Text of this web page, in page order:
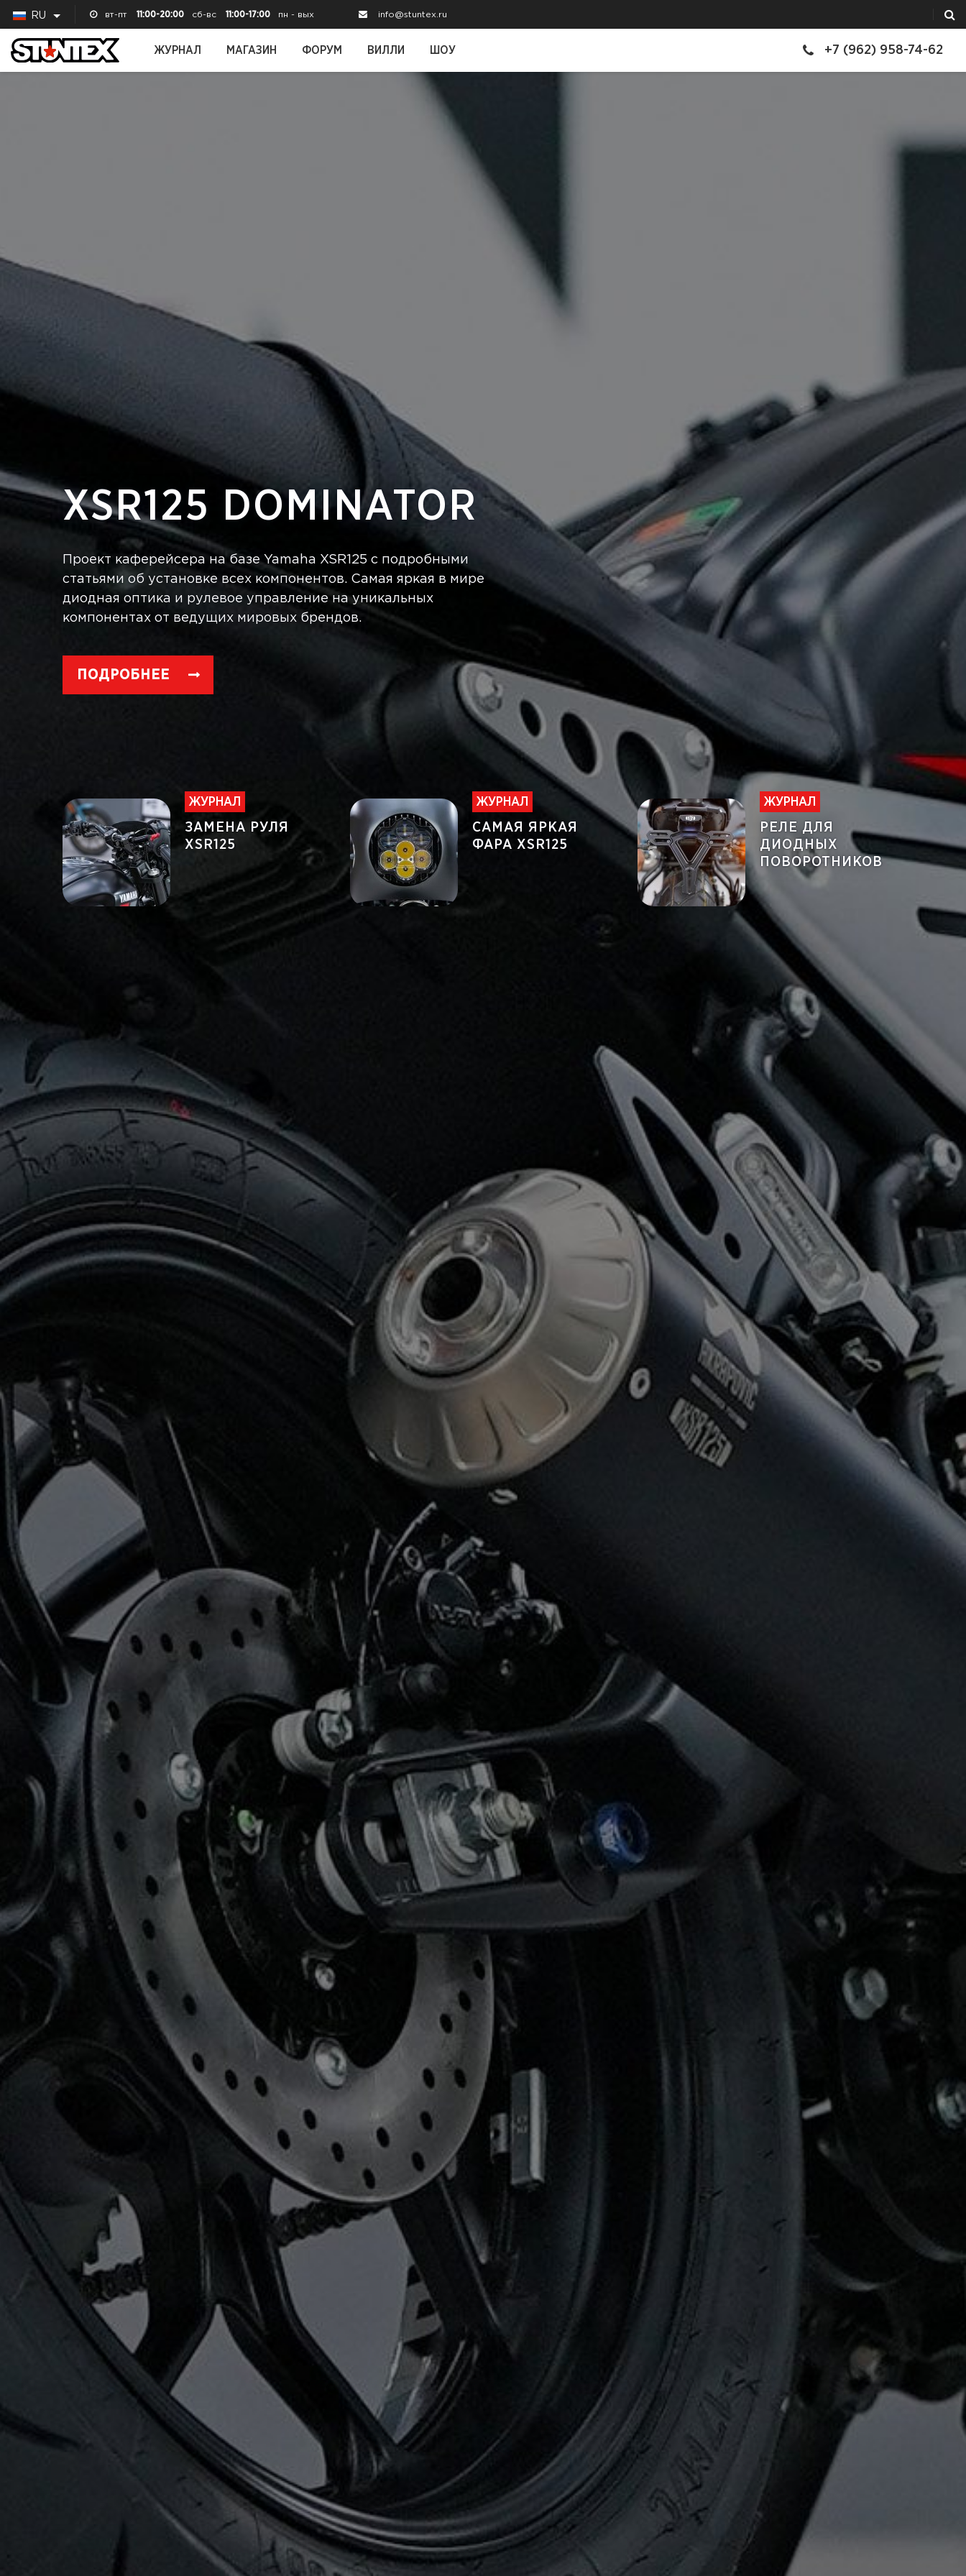
RU вт-пт 11:00-20:00 сб-вс 11:00-17:00 пн - вых info@stuntex.ru
ЖУРНАЛ МАГАЗИН ФОРУМ ВИЛЛИ ШОУ +7 (962) 958-74-62
XSR125 DOMINATOR
Проект каферейсера на базе Yamaha XSR125 с подробными
статьями об установке всех компонентов. Самая яркая в мире
диодная оптика и рулевое управление на уникальных
компонентах от ведущих мировых брендов.
ПОДРОБНЕЕ
ЖУРНАЛ
ЗАМЕНА РУЛЯ
XSR125
ЖУРНАЛ
САМАЯ ЯРКАЯ
ФАРА XSR125
ЖУРНАЛ
РЕЛЕ ДЛЯ
ДИОДНЫХ
ПОВОРОТНИКОВ